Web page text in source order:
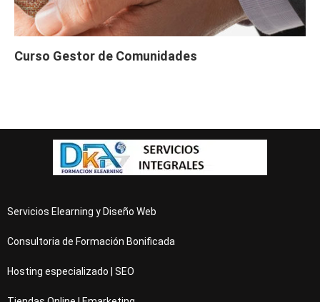
Curso Gestor de Comunidades
Servicios Elearning y Diseño Web
Consultoria de Formación Bonificada
Hosting especializado | SEO